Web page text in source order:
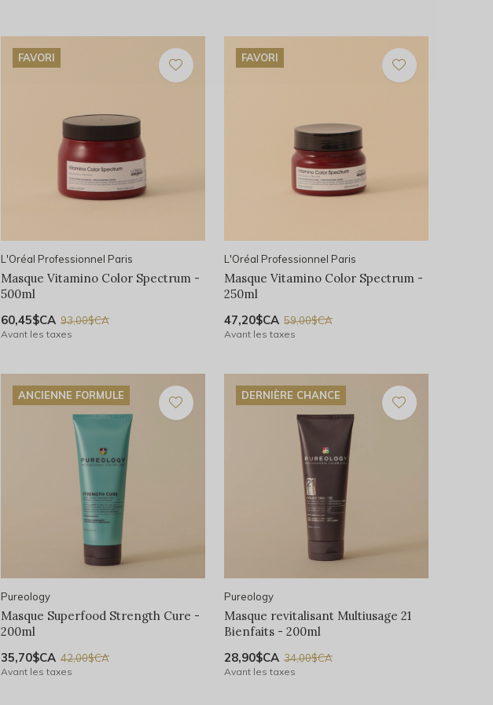
FAVORI
L'Oréal Professionnel Paris
Masque Vitamino Color Spectrum -
500ml
60,45$CA 93,00$CA
Avant les taxes
FAVORI
L'Oréal Professionnel Paris
Masque Vitamino Color Spectrum -
250ml
47,20$CA 59,00$CA
Avant les taxes
ANCIENNE FORMULE
Pureology
Masque Superfood Strength Cure -
200ml
35,70$CA 42,00$CA
Avant les taxes
DERNIÈRE CHANCE
Pureology
Masque revitalisant Multiusage 21
Bienfaits - 200ml
28,90$CA 34,00$CA
Avant les taxes